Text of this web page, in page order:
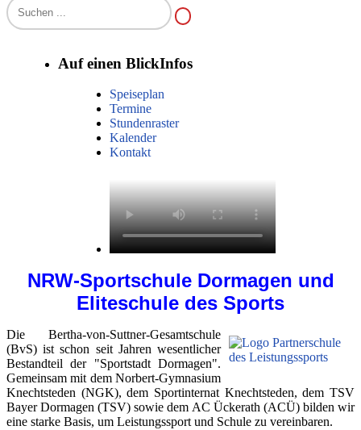
Auf einen BlickInfos
Speiseplan
Termine
Stundenraster
Kalender
Kontakt
NRW-Sportschule Dormagen und
Eliteschule des Sports
Die Bertha-von-Suttner-Gesamtschule
(BvS) ist schon seit Jahren wesentlicher
Bestandteil der "Sportstadt Dormagen".
Gemeinsam mit dem Norbert-Gymnasium
Knechtsteden (NGK), dem Sportinternat Knechtsteden, dem TSV
Bayer Dormagen (TSV) sowie dem AC Ückerath (ACÜ) bilden wir
eine starke Basis, um Leistungssport und Schule zu vereinbaren.